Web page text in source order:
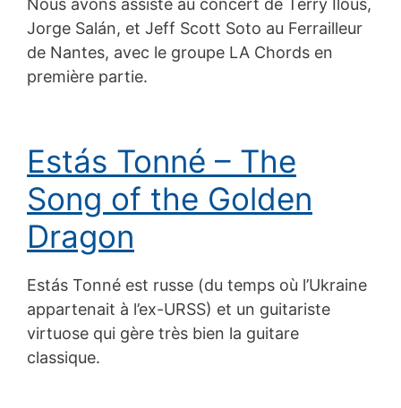
Nous avons assisté au concert de Terry Ilous,
Jorge Salán, et Jeff Scott Soto au Ferrailleur
de Nantes, avec le groupe LA Chords en
première partie.
Estás Tonné – The
Song of the Golden
Dragon
Estás Tonné est russe (du temps où l’Ukraine
appartenait à l’ex-URSS) et un guitariste
virtuose qui gère très bien la guitare
classique.